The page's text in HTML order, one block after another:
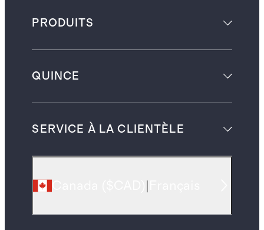
PRODUITS
QUINCE
SERVICE À LA CLIENTÈLE